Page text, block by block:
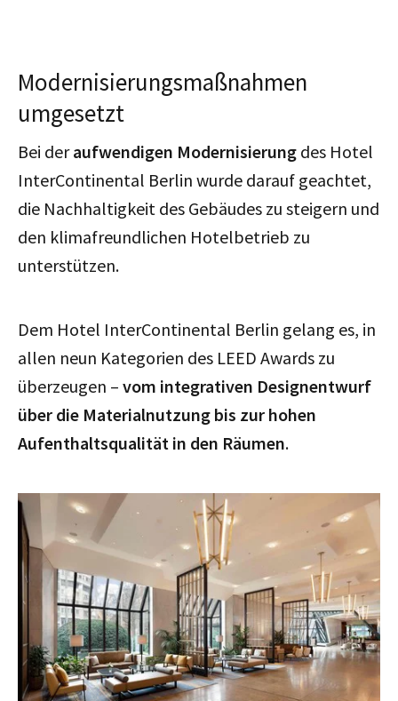
Modernisierungsmaßnahmen
umgesetzt
Bei deraufwendigen Modernisierung des Hotel
InterContinental Berlin wurde darauf geachtet,
die Nachhaltigkeit des Gebäudes zu steigern und
den klimafreundlichen Hotelbetrieb zu
unterstützen.
Dem Hotel InterContinental Berlin gelang es, in
allen neun Kategorien des LEED Awards zu
überzeugen – vom integrativen Designentwurf
über die Materialnutzung bis zur hohen
Aufenthaltsqualität in den Räumen.